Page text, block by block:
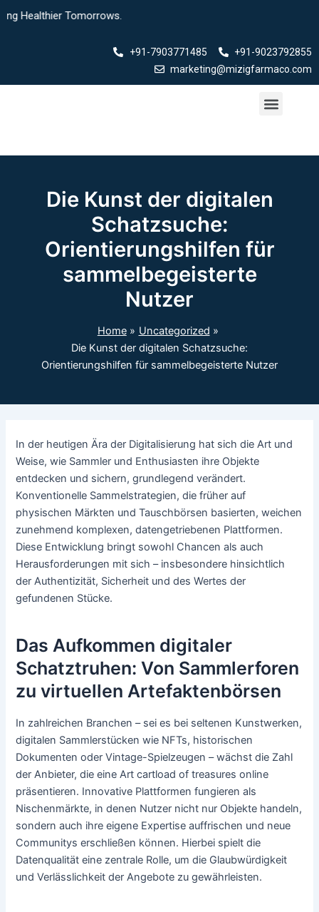
Tomorrows.
+91-7903771485
+91-9023792855
marketing@mizigfarmaco.com
Menu
Die Kunst der digitalen
Schatzsuche:
Orientierungshilfen für
sammelbegeisterte
Nutzer
Home
Uncategorized
Die Kunst der digitalen Schatzsuche:
Orientierungshilfen für sammelbegeisterte Nutzer
In der heutigen Ära der Digitalisierung hat sich die Art und
Weise, wie Sammler und Enthusiasten ihre Objekte
entdecken und sichern, grundlegend verändert.
Konventionelle Sammelstrategien, die früher auf
physischen Märkten und Tauschbörsen basierten, weichen
zunehmend komplexen, datengetriebenen Plattformen.
Diese Entwicklung bringt sowohl Chancen als auch
Herausforderungen mit sich – insbesondere hinsichtlich
der Authentizität, Sicherheit und des Wertes der
gefundenen Stücke.
Das Aufkommen digitaler
Schatztruhen: Von Sammlerforen
zu virtuellen Artefaktenbörsen
In zahlreichen Branchen – sei es bei seltenen Kunstwerken,
digitalen Sammlerstücken wie NFTs, historischen
Dokumenten oder Vintage-Spielzeugen – wächst die Zahl
der Anbieter, die eine Artcartload of treasures online
präsentieren. Innovative Plattformen fungieren als
Nischenmärkte, in denen Nutzer nicht nur Objekte handeln,
sondern auch ihre eigene Expertise auffrischen und neue
Communitys erschließen können. Hierbei spielt die
Datenqualität eine zentrale Rolle, um die Glaubwürdigkeit
und Verlässlichkeit der Angebote zu gewährleisten.